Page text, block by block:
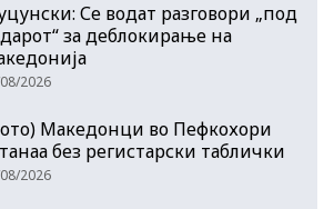
Се водат разговори „под
за деблокирање на
2026
Македонци во Пефкохори
без регистарски таблички
2026